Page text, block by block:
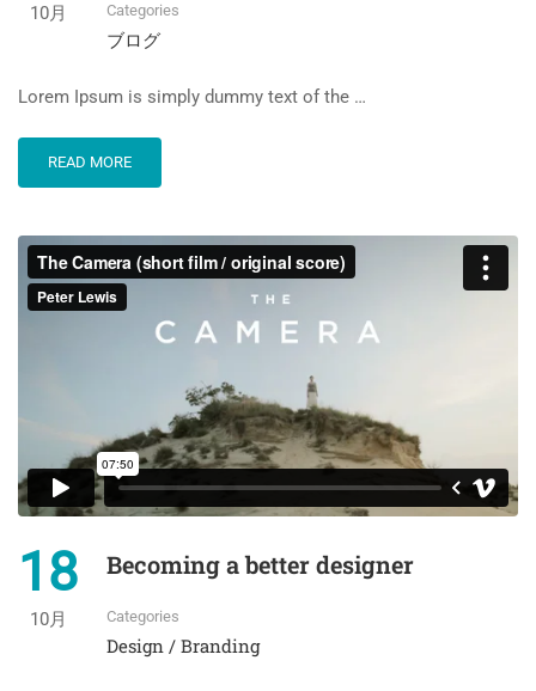
10月 Categories
ブログ
Lorem Ipsum is simply dummy text of the …
READ MORE
18
10月
Becoming a better designer
Categories
Design / Branding